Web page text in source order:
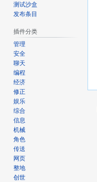
测试沙盒
发布条目
插件分类
管理
安全
聊天
编程
经济
修正
娱乐
综合
信息
机械
角色
传送
网页
整地
创世